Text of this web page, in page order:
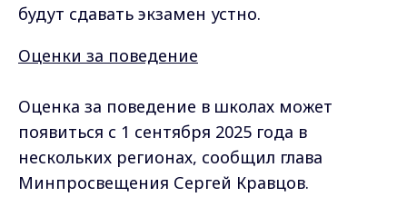
будут сдавать экзамен устно.
Оценки за поведение
Оценка за поведение в школах может
появиться с 1 сентября 2025 года в
нескольких регионах, сообщил глава
Минпросвещения Сергей Кравцов.